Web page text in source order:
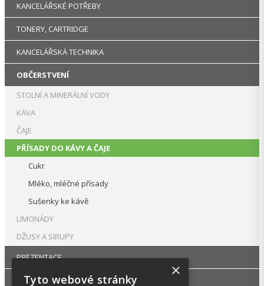
KANCELÁŘSKÉ POTŘEBY
TONERY, CARTRIDGE
KANCELÁŘSKÁ TECHNIKA
OBČERSTVENÍ
STOLNÍ A MINERÁLNÍ VODY
KÁVA
ČAJE
PŘÍSADY DO KÁVY A ČAJE
Cukr
Mléko, mléčné přísady
Sušenky ke kávě
LIMONÁDY
DŽUSY A SIRUPY
PREZENTACE
DROGERIE
×
Tyto webové stránky